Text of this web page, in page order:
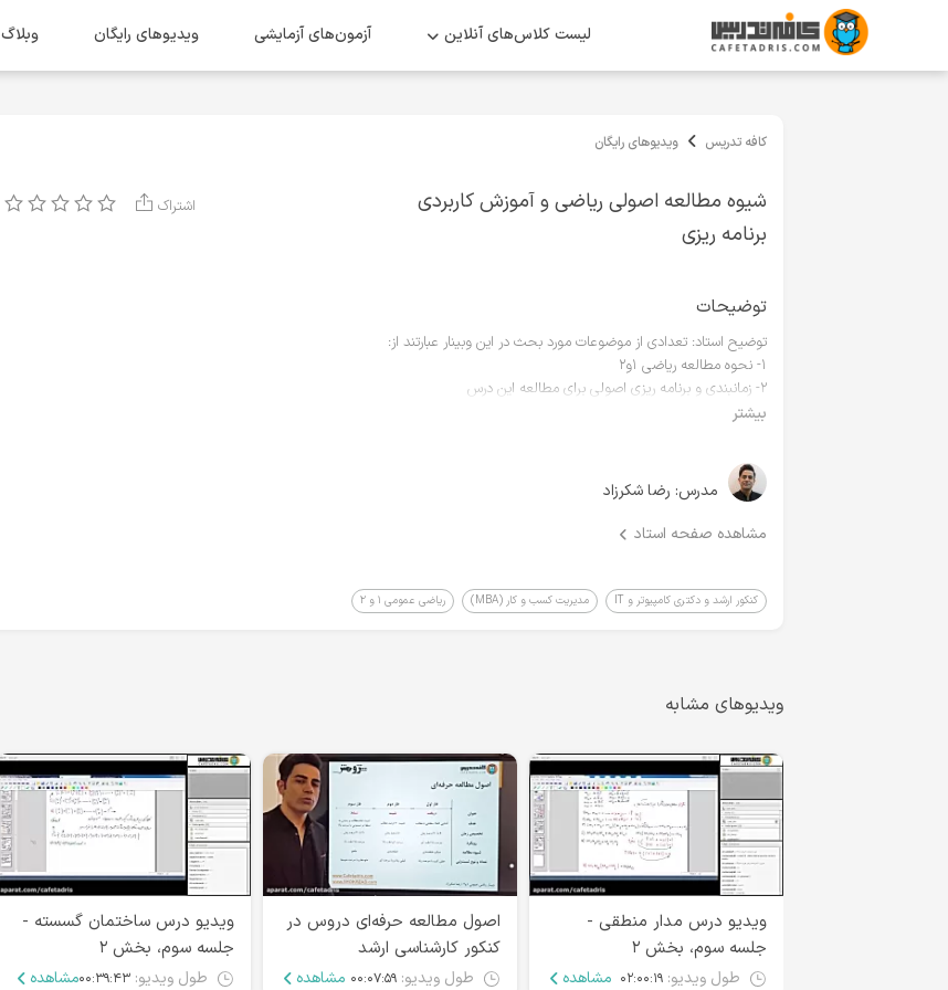
لیست کلاس‌های آنلاین آزمون‌های آزمایشی ویدیو‌های رایگان وبلاگ
کافه تدریس ویدیوهای رایگان
شیوه مطالعه اصولی ریاضی و آموزش کاربردی
برنامه ریزی
اشتراک
توضیحات
توضیح استاد: تعدادی از موضوعات مورد بحث در این وبینار عبارتند از:
۱- نحوه مطالعه ریاضی ۱و۲
۲- زمانبندی و برنامه ریزی اصولی برای مطالعه این درس
۳- تدریس بخشی از فصول مهم جهت آموزش شیوه مطالعه
بیشتر
مدرس: رضا شکرزاد
مشاهده صفحه استاد
کنکور ارشد و دکتری کامپیوتر و IT مدیریت کسب و کار (MBA) ریاضی عمومی ۱ و ۲
ویدیوهای مشابه
ویدیو درس مدار منطقی -
جلسه سوم، بخش ۲
طول ویدیو: ۰۲:۰۰:۱۹ مشاهده
اصول مطالعه حرفه‌ای دروس در
کنکور کارشناسی ارشد
طول ویدیو: ۰۰:۰۷:۵۹ مشاهده
ویدیو درس ساختمان گسسته -
جلسه سوم، بخش ۲
طول ویدیو: ۰۰:۳۹:۴۳مشاهده